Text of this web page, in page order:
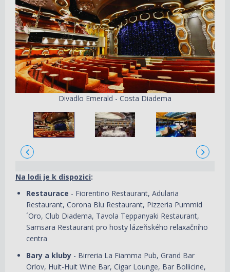
Divadlo Emerald - Costa Diadema
Na lodi je k dispozici:
Restaurace - Fiorentino Restaurant, Adularia
Restaurant, Corona Blu Restaurant, Pizzeria Pummid
´Oro, Club Diadema, Tavola Teppanyaki Restaurant,
Samsara Restaurant pro hosty lázeňského relaxačního
centra
Bary a kluby - Birreria La Fiamma Pub, Grand Bar
Orlov, Huit-Huit Wine Bar, Cigar Lounge, Bar Bollicine,